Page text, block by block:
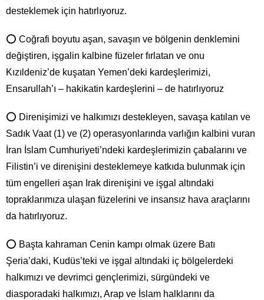
desteklemek için hatırlıyoruz.
⭕ Coğrafi boyutu aşan, savaşın ve bölgenin denklemini
değiştiren, işgalin kalbine füzeler fırlatan ve onu
Kızıldeniz’de kuşatan Yemen’deki kardeşlerimizi,
Ensarullah’ı – hakikatin kardeşlerini – de hatırlıyoruz
⭕ Direnişimizi ve halkımızı destekleyen, savaşa katılan ve
Sadık Vaat (1) ve (2) operasyonlarında varlığın kalbini vuran
İran İslam Cumhuriyeti’ndeki kardeşlerimizin çabalarını ve
Filistin’i ve direnişini desteklemeye katkıda bulunmak için
tüm engelleri aşan Irak direnişini ve işgal altındaki
topraklarımıza ulaşan füzelerini ve insansız hava araçlarını
da hatırlıyoruz.
⭕ Başta kahraman Cenin kampı olmak üzere Batı
Şeria’daki, Kudüs’teki ve işgal altındaki iç bölgelerdeki
halkımızı ve devrimci gençlerimizi, sürgündeki ve
diasporadaki halkımızı, Arap ve İslam halklarını da